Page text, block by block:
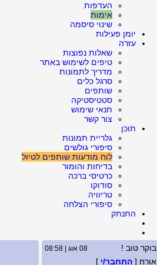
העדפות
אימות
שינוי סיסמה
יומן פעילות
עזרה
שאלות נפוצות
טיפים לשימוש באתר
מדריך לתמונות
סרגל כלים
שותפים
סטטיסטיקה
תנאי שימוש
צור קשר
תוכן
גלריית תמונות
סיפורי גולשים
לוח מודעות שותפים לטיול
בדיחות והומור
כרטיסי ברכה
סודוקו
טריוויה
סיפורי הצלחה
התנתק
בוקר טוב ! 08 אוג | 08:58
אורח [ התחבר/י ]